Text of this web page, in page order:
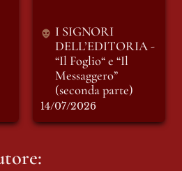
I SIGNORI
DELL’EDITORIA -
“Il Foglio“ e “Il
Messaggero”
(seconda parte)
14/07/2026